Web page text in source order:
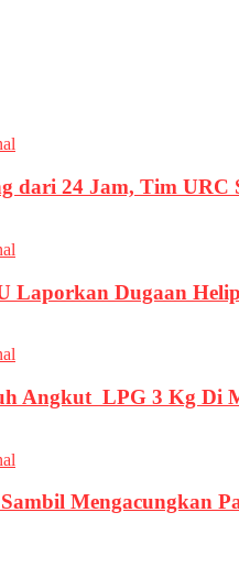
dari 24 Jam, Tim
Laporkan Dugaan
Angkut LPG 3 Kg Di
Mengacungkan